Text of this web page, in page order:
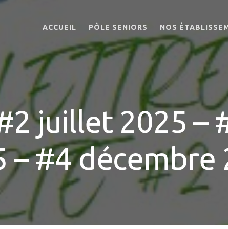
ACCUEIL PÔLE SENIORS
PRÉSENTATION
ORGANIGRAMME
INFIRMIER DE NUIT
AUMÔNERIE
BIEN-ÊTRE DES
SALARIÉS AU TRAVAIL
DÉVELOPPEMENT
DURABLE
TÉLÉMÉDECINE
NOS
EHPAD EMMAÜS-
DIACONESSES
KOENIGSHOFFEN
EHPAD EMMAÜS-
DIACONESSES
STRASBOURG
CENTRE-VILLE
VENTS
EHPAD SILOË
EHPAD
juillet 2025 –
– #4 décembre